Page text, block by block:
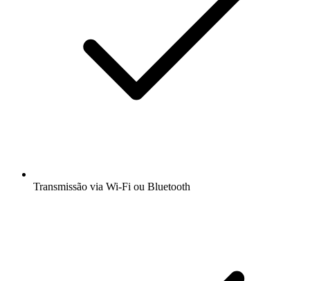
Transmissão via Wi-Fi ou Bluetooth